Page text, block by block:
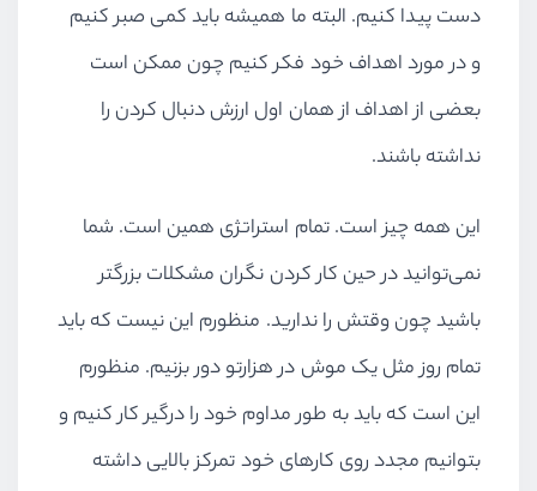
دست پیدا کنیم. البته ما همیشه باید کمی صبر کنیم
و در مورد اهداف خود فکر کنیم چون ممکن است
بعضی از اهداف از همان اول ارزش دنبال کردن را
نداشته باشند.
این همه چیز است. تمام استراتژی همین است. شما
نمی‌توانید در حین کار کردن نگران مشکلات بزرگتر
باشید چون وقتش را ندارید. منظورم این نیست که باید
تمام روز مثل یک موش در هزارتو دور بزنیم. منظورم
این است که باید به طور مداوم خود را درگیر کار کنیم و
بتوانیم مجدد روی کارهای خود تمرکز بالایی داشته